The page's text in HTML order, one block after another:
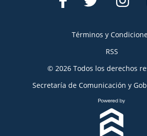
Términos y
RSS
© 2026 Todos los derechos
Secretaría de Comunicación y